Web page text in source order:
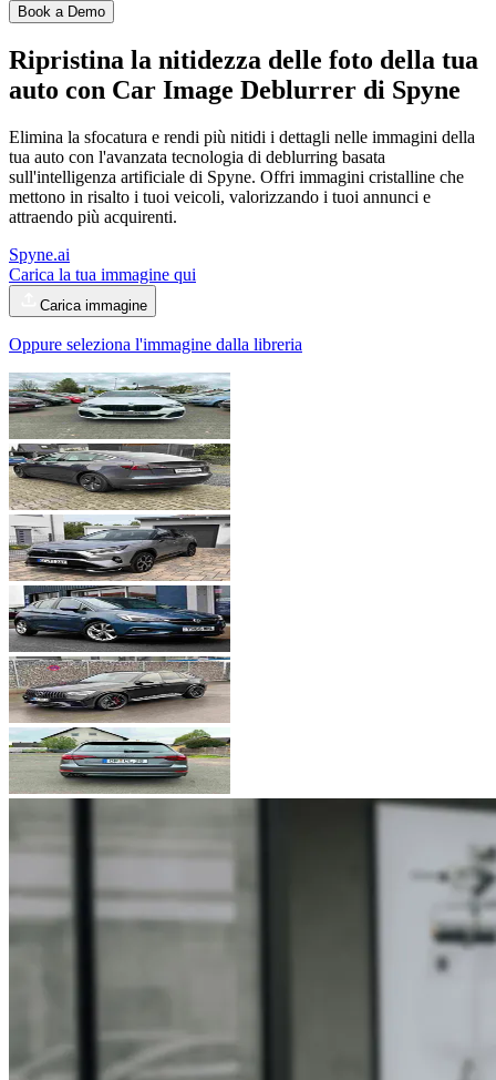
Book a Demo
Ripristina la nitidezza delle foto della tua
auto con Car Image Deblurrer di Spyne
Elimina la sfocatura e rendi più nitidi i dettagli nelle immagini della
tua auto con l'avanzata tecnologia di deblurring basata
sull'intelligenza artificiale di Spyne. Offri immagini cristalline che
mettono in risalto i tuoi veicoli, valorizzando i tuoi annunci e
attraendo più acquirenti.
Spyne.ai
Carica la tua immagine qui
Carica immagine
Oppure seleziona l'immagine dalla libreria